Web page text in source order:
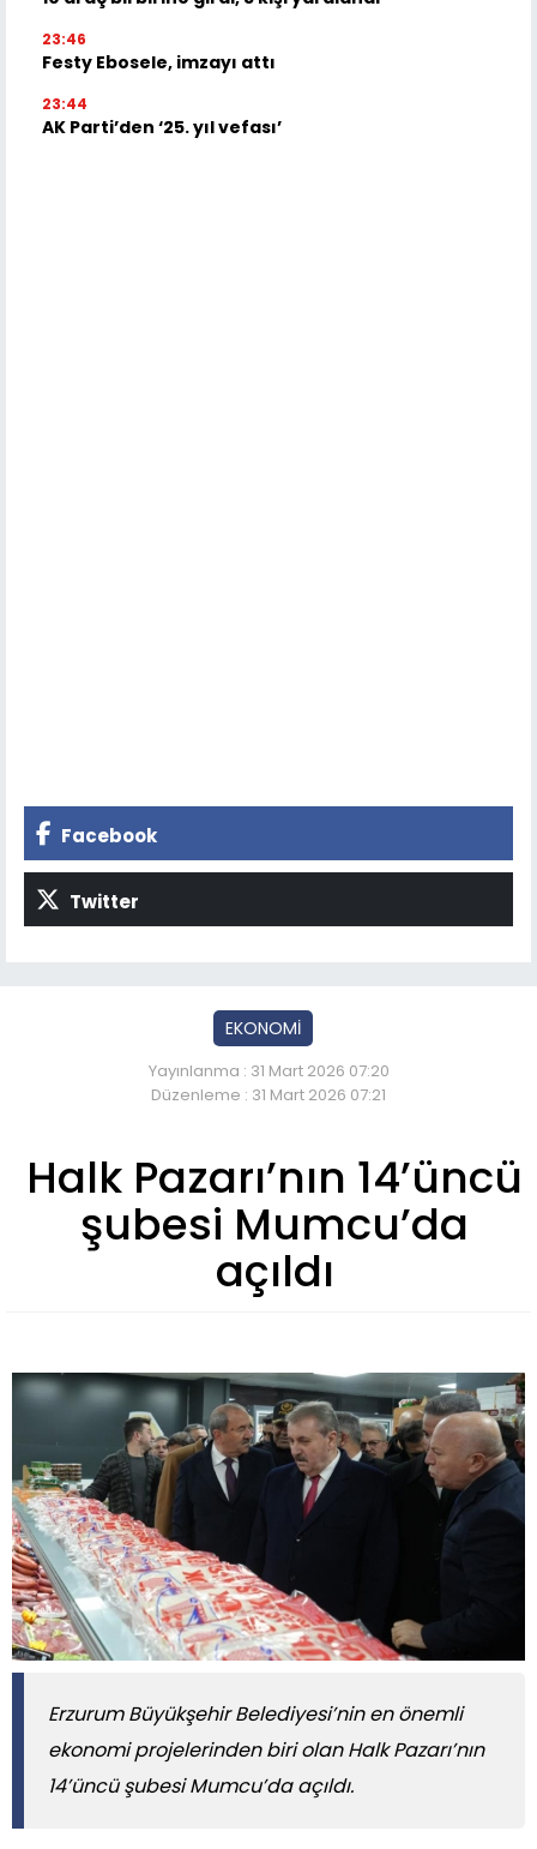
23:46
Festy Ebosele, imzayı attı
23:44
AK Parti’den ‘25. yıl vefası’
Facebook
Twitter
EKONOMİ
Yayınlanma : 31 Mart 2026 07:20
Düzenleme : 31 Mart 2026 07:21
Halk Pazarı’nın 14’üncü
şubesi Mumcu’da
açıldı
Erzurum Büyükşehir Belediyesi’nin en önemli
ekonomi projelerinden biri olan Halk Pazarı’nın
14’üncü şubesi Mumcu’da açıldı.